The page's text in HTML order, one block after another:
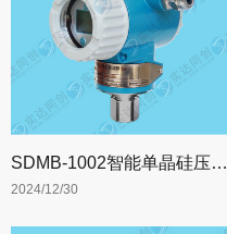
SDMB-1002智能单晶硅压力变送器【普通型】
2024/12/30